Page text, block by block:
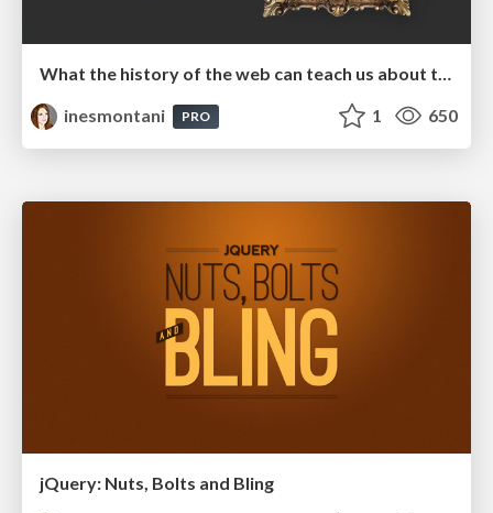
What the history of the web can teach us about the future of AI
inesmontani
PRO 1 650
jQuery: Nuts, Bolts and Bling